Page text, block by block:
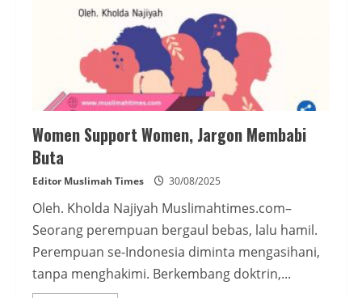
Women Support Women, Jargon Membabi
Buta
Editor Muslimah Times 30/08/2025
Oleh. Kholda Najiyah Muslimahtimes.com–
Seorang perempuan bergaul bebas, lalu hamil.
Perempuan se-Indonesia diminta mengasihani,
tanpa menghakimi. Berkembang doktrin,...